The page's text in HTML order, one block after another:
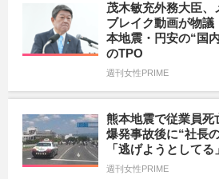
茂木敏充外務大臣
ブレイク動画が物
本地震・円安の“国
のTPO
週刊女性PRIME
熊本地震で従業員死
爆発事故後に“社長
「逃げようとして
週刊女性PRIME